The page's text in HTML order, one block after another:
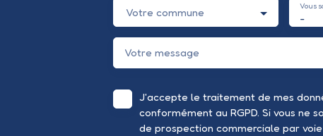
Votre commune -
Vous
Votre message
J'accepte le traitement de mes
conformément au RGPD. Si vous ne
de prospection commerciale par